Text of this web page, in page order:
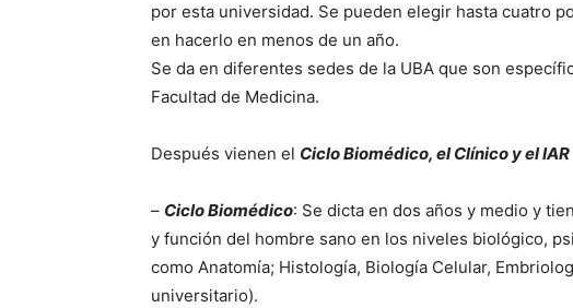
por esta universidad. Se pueden elegir hasta cuatro
en hacerlo en menos de un año.
Se da en diferentes sedes de la UBA que son
Facultad de Medicina.
Después vienen el Ciclo Biomédico, el Clínico y el IAR
– Ciclo Biomédico: Se dicta en dos años y medio y
y función del hombre sano en los niveles biológico,
como Anatomía; Histología, Biología Celular,
universitario).